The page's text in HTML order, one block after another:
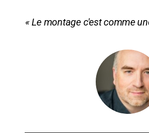
« Le montage c'est comme